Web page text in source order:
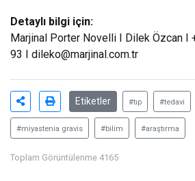
Detaylı bilgi için:
Marjinal Porter Novelli I Dilek Özcan I
93 I dileko@marjinal.com.tr
Etiketler #tıp #tedavi
#miyastenia gravis #bilim #araştırma
Toplam Görüntülenme 4165